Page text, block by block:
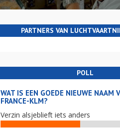
PARTNERS VAN
POLL
WAT IS EEN GOEDE NIEUWE NAAM
FRANCE-KLM?
Verzin alsjeblieft iets anders